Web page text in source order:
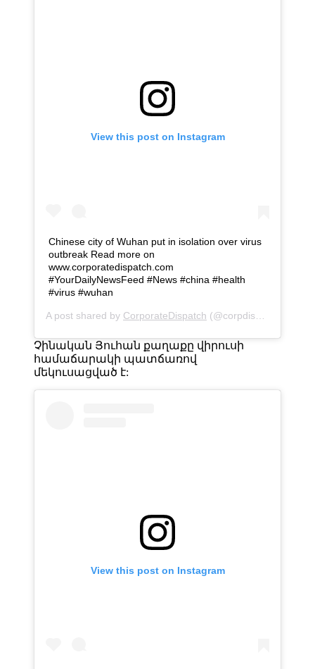
View this post on Instagram
Chinese city of Wuhan put in isolation over virus
outbreak Read more on
www.corporatedispatch.com
#YourDailyNewsFeed #News #china #health
#virus #wuhan
A post shared by CorporateDispatch (@corpdispatch) on
Չինական Յուհան քաղաքը վիրուսի
համաճարակի պատճառով
մեկուսացված է:
View this post on Instagram